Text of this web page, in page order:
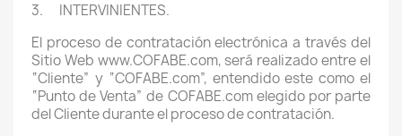
3. INTERVINIENTES.
El proceso de contratación electrónica a través del
Sitio Web www.COFABE.com, será realizado entre el
“Cliente” y “COFABE.com”, entendido este como el
“Punto de Venta” de COFABE.com elegido por parte
del Cliente durante el proceso de contratación.